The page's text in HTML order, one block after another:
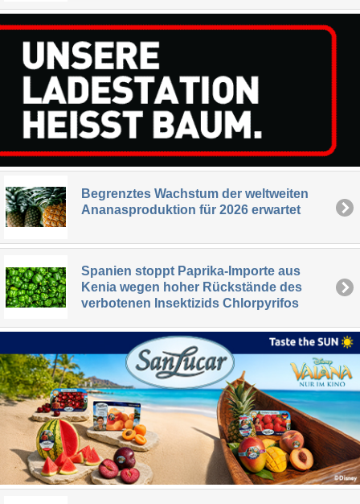
Begrenztes Wachstum der weltweiten
Ananasproduktion für 2026 erwartet
Spanien stoppt Paprika-Importe aus
Kenia wegen hoher Rückstände des
verbotenen Insektizids Chlorpyrifos